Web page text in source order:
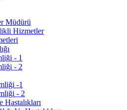
Müdürü
Hizmetler
- 1
- 2
-1
- 2
Hastalıkları